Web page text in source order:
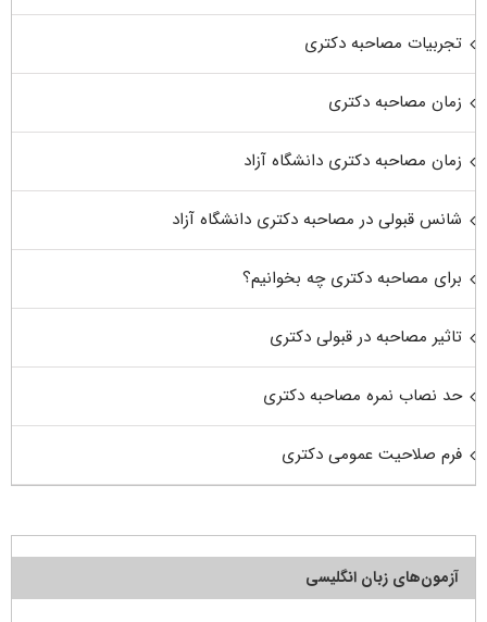
تجربیات مصاحبه دکتری
زمان مصاحبه دکتری
زمان مصاحبه دکتری دانشگاه آزاد
شانس قبولی در مصاحبه دکتری دانشگاه آزاد
برای مصاحبه دکتری چه بخوانیم؟
تاثیر مصاحبه در قبولی دکتری
حد نصاب نمره مصاحبه دکتری
فرم صلاحیت عمومی دکتری
آزمون‌های زبان انگلیسی